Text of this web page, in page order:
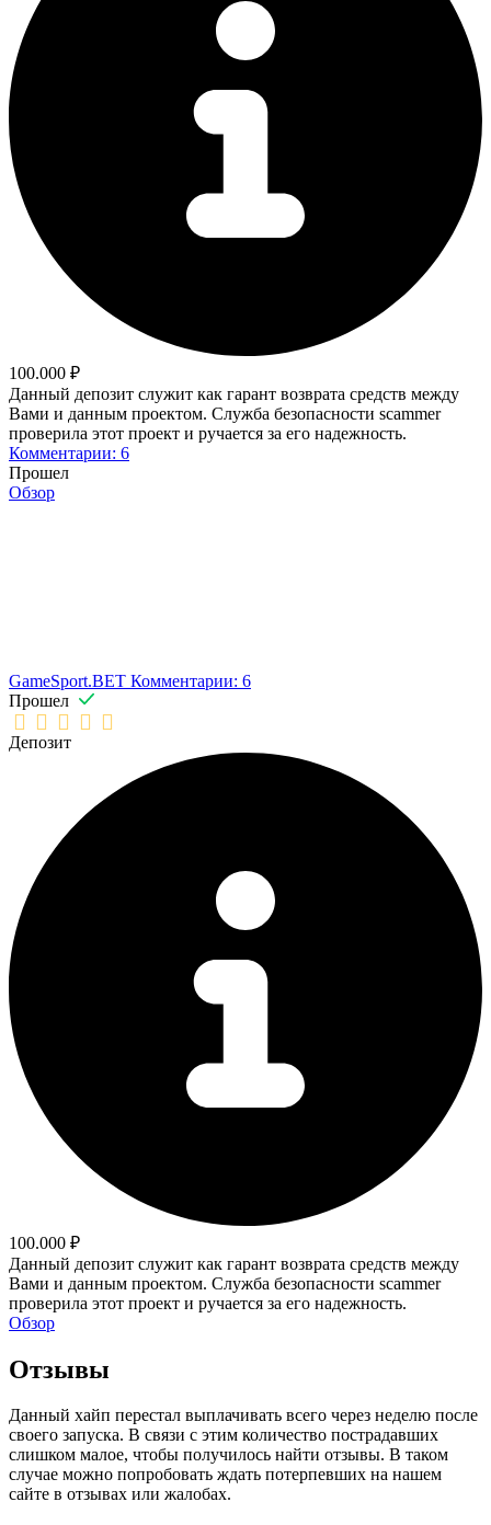
100.000 ₽
Данный депозит служит как гарант возврата средств между
Вами и данным проектом. Служба безопасности scammer
проверила этот проект и ручается за его надежность.
Комментарии: 6
Прошел
Обзор
GameSport.BET Комментарии: 6
Прошел
Депозит
100.000 ₽
Данный депозит служит как гарант возврата средств между
Вами и данным проектом. Служба безопасности scammer
проверила этот проект и ручается за его надежность.
Обзор
Отзывы
Данный хайп перестал выплачивать всего через неделю после
своего запуска. В связи с этим количество пострадавших
слишком малое, чтобы получилось найти отзывы. В таком
случае можно попробовать ждать потерпевших на нашем
сайте в отзывах или жалобах.